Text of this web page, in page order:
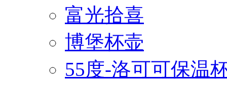
富光拾喜
博堡杯壶
55度-洛可可保温